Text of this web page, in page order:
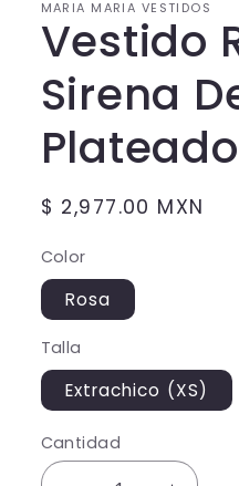
MARIA MARIA VESTIDOS
Vestido
Sirena
Precio
$ 2,977.00 MXN
Color
Rosa
Talla
Extrachico (XS)
Cantidad